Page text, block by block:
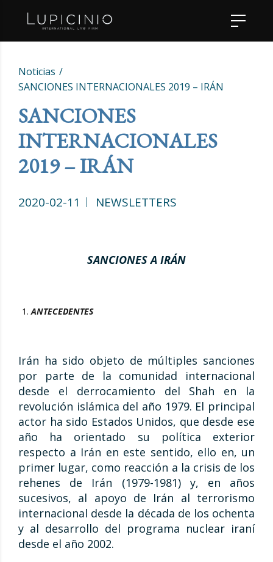
Noticias
SANCIONES INTERNACIONALES 2019 – IRÁN
SANCIONES
INTERNACIONALES
2019 – IRÁN
2020-02-11 NEWSLETTERS
SANCIONES A IRÁN
ANTECEDENTES
Irán ha sido objeto de múltiples sanciones
por parte de la comunidad internacional
desde el derrocamiento del Shah en la
revolución islámica del año 1979. El principal
actor ha sido Estados Unidos, que desde ese
año ha orientado su política exterior
respecto a Irán en este sentido, ello en, un
primer lugar, como reacción a la crisis de los
rehenes de Irán (1979-1981) y, en años
sucesivos, al apoyo de Irán al terrorismo
internacional desde la década de los ochenta
y al desarrollo del programa nuclear iraní
desde el año 2002.